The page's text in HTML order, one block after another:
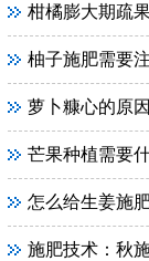
柑橘膨大期疏
柚子施肥需要
萝卜糠心的原
芒果种植需要
怎么给生姜施肥 如
施肥技术：秋施